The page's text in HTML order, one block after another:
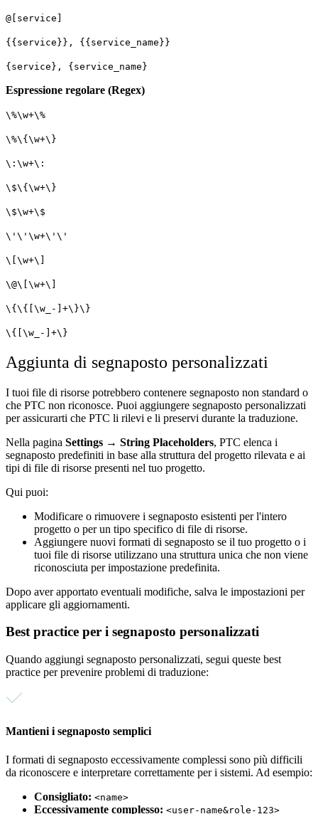
@[service]
{{service}}, {{service_name}}
{service}, {service_name}
Espressione regolare (Regex)
\%\w+\%
\%\{\w+\}
\:\w+\:
\$\{\w+\}
\$\w+\$
\'\'\w+\'\'
\[\w+\]
\@\[\w+\]
\{\{[\w_-]+\}\}
\{[\w_-]+\}
Aggiunta di segnaposto personalizzati
I tuoi file di risorse potrebbero contenere segnaposto non standard o
che PTC non riconosce. Puoi aggiungere segnaposto personalizzati
per assicurarti che PTC li rilevi e li preservi durante la traduzione.
Nella pagina Settings → String Placeholders, PTC elenca i
segnaposto predefiniti in base alla struttura del progetto rilevata e ai
tipi di file di risorse presenti nel tuo progetto.
Qui puoi:
Modificare o rimuovere i segnaposto esistenti per l'intero
progetto o per un tipo specifico di file di risorse.
Aggiungere nuovi formati di segnaposto se il tuo progetto o i
tuoi file di risorse utilizzano una struttura unica che non viene
riconosciuta per impostazione predefinita.
Dopo aver apportato eventuali modifiche, salva le impostazioni per
applicare gli aggiornamenti.
Best practice per i segnaposto personalizzati
Quando aggiungi segnaposto personalizzati, segui queste best
practice per prevenire problemi di traduzione:
Mantieni i segnaposto semplici
I formati di segnaposto eccessivamente complessi sono più difficili
da riconoscere e interpretare correttamente per i sistemi. Ad esempio:
Consigliato: <name>
Eccessivamente complesso: <user-name&role-123>